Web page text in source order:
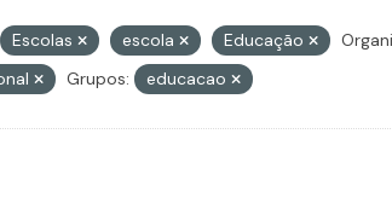
Escolas escola Educação
Grupos: educacao